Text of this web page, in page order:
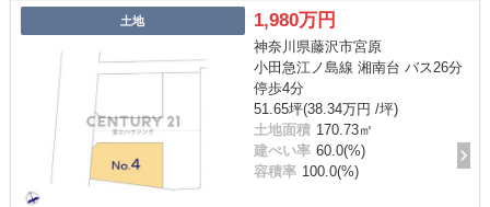
土地 1,980万円
神奈川県藤沢市宮原
小田急江ノ島線 湘南台 バス26分
停歩4分
51.65坪(38.34万円 /坪)
土地面積 170.73㎡
建ぺい率 60.0(%)
容積率 100.0(%)